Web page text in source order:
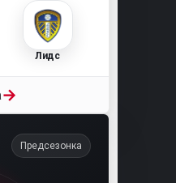
Лидс
→
Предсезонка